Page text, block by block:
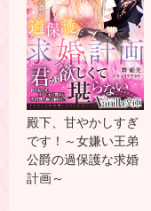
殿下、甘やかしすぎ
です！～女嫌い王弟
公爵の過保護な求婚
計画～